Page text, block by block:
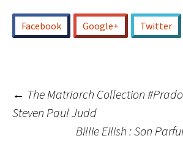
Facebook Google+ Twitter
Navigation
← The Matriarch Collection
Steven Paul Judd
Billie Eilish : Son